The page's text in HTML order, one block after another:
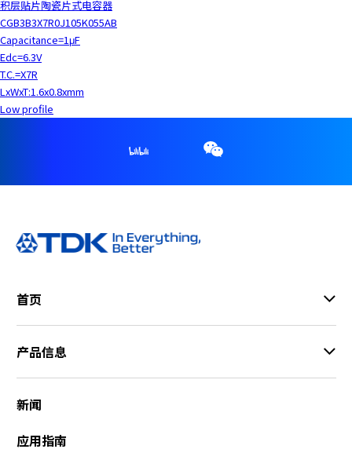
积层贴片陶瓷片式电容器
CGB3B3X7R0J105K055AB
Capacitance=1μF
Edc=6.3V
T.C.=X7R
LxWxT:1.6x0.8xmm
Low profile
首页
产品信息
新闻
应用指南